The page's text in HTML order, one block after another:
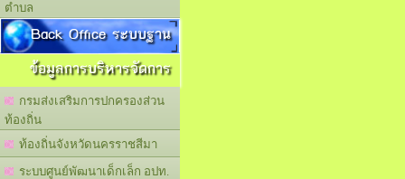
ตำบล
Back Office ระบบฐาน
ข้อมูลการบริหารจัดการ
กรมส่งเสริมการปกครองส่วน
ท้องถิ่น
ท้องถิ่นจังหวัดนครราชสีมา
ระบบศูนย์พัฒนาเด็กเล็ก อปท.